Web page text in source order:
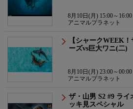
8月10日(月) 15:00～16:00
アニマルプラネット
【シャークWEEK
ーズvs巨大ワニ(二)
8月10日(月) 23:00～00:00
アニマルプラネット
ザ・山男 S2 #9 ラ
ッキ見スペシャル